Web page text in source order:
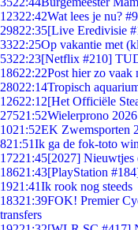
12322:42Wat lees je nu?
29822:35[Live Eredivisie
3322:25Op vakantie met
5322:23[Netflix #210]
18622:22Post hier zo
28022:14Tropisch
12622:12[Het Officiële
27521:52Wielerprono
1021:52EK Zwemsporten
821:51Ik ga de fok-toto
17221:45[2027] Nieuwtjes
18621:43[PlayStation
1921:41Ik rook nog steeds
18321:39FOK! Premier
transfers